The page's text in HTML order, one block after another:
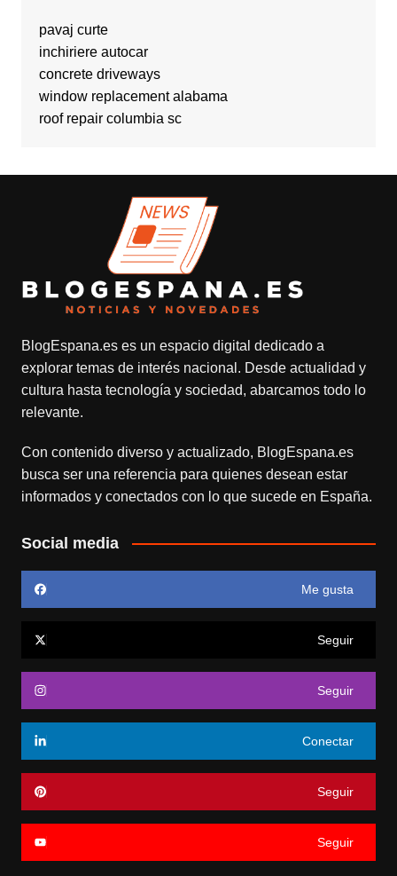
pavaj curte
inchiriere autocar
concrete driveways
window replacement alabama
roof repair columbia sc
BlogEspana.eses un espacio digital dedicado a
explorar temas de interés nacional. Desde actualidad y
cultura hasta tecnología y sociedad, abarcamos todo lo
relevante.
Con contenido diverso y actualizado, BlogEspana.es
busca ser una referencia para quienes desean estar
informados y conectados con lo que sucede en España.
Social media
Me gusta
Seguir
Seguir
Conectar
Seguir
Seguir